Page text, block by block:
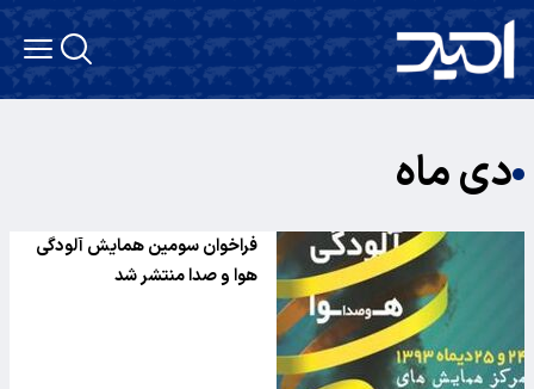
دی ماه
فراخوان سومین همایش آلودگی
هوا و صدا منتشر شد